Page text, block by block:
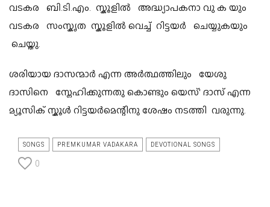
വടകര ബി.ടി.എം. സ്കൂളിൽ അദ്ധ്യാപകനാ വു ക യും
വടകര സംസ്കൃത സ്കൂളിൽ വെച്ച് റിട്ടയർ ചെയ്യുകയും
ചെയ്തു.
ശരിയായ ദാസന്മാർ എന്ന അർത്ഥത്തിലും യേശു
ദാസിനെ സ്നേഹിക്കുന്നതു കൊണ്ടും യെസ്' ദാസ് എന്ന
മ്യൂസിക് സ്കൂൾ റിട്ടയർമെന്റിനു ശേഷം നടത്തി വരുന്നു.
SONGS PREMKUMAR VADAKARA DEVOTIONAL SONGS
0